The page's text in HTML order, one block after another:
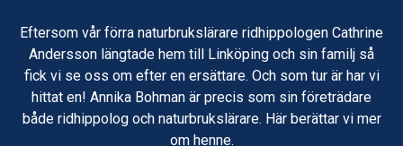
Eftersom vår förra naturbrukslärare ridhippologen Cathrine
Andersson längtade hem till Linköping och sin familj så
fick vi se oss om efter en ersättare. Och som tur är har vi
hittat en! Annika Bohman är precis som sin företrädare
både ridhippolog och naturbrukslärare. Här berättar vi mer
om henne.